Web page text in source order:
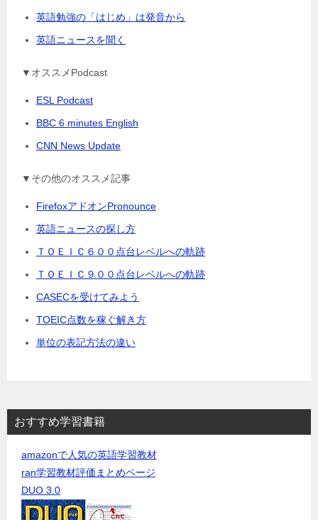
英語勉強の「はじめ」は発音から
英語ニュースを聞く
▼オススメPodcast
ESL Podcast
BBC 6 minutes English
CNN News Update
▼その他のオススメ記事
FirefoxアドオンPronounce
英語ニュースの探し方
ＴＯＥＩＣ６００点台レベルへの軌跡
ＴＯＥＩＣ９００点台レベルへの軌跡
CASECを受けてみよう
TOEIC点数を稼ぐ解き方
単位の表記方法の違い
おすすめ学習書籍
amazonで人気の英語学習教材
ran学習教材評価まとめページ
DUO 3.0